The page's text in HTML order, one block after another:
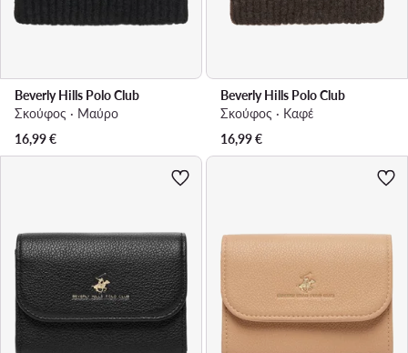
Beverly Hills Polo Club
Σκούφος · Μαύρο
16,99€
Beverly Hills Polo Club
Σκούφος · Καφέ
16,99€